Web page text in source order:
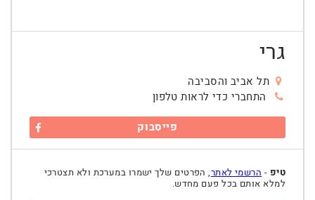
גרי
תל אביב והסביבה
התחברי כדי לראות טלפון
פייסבוק
טיפ - הרשמי לאתר, הפרטים שלך ישמרו במערכת ולא תצטרכי
למלא אותם בכל פעם מחדש.